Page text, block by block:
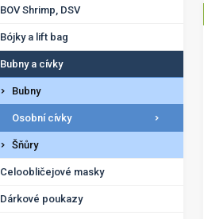
BOV Shrimp, DSV
Bójky a lift bag
Bubny a cívky
Bubny
Osobní cívky
Šňůry
Celoobličejové masky
Dárkové poukazy